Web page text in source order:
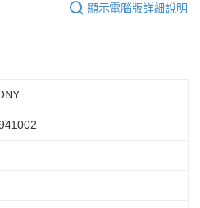
以下網址：
定代理人或監護人之同意方可使用
有額度不足之情形，本公司將視審查結果
他人資訊註冊。若發現惡意使用之情形，
該用戶之使用額度並採取法律行動。
顯示電腦版詳細說明